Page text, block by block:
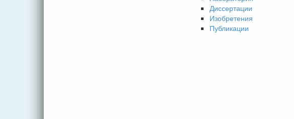
Диссертации
Изобретения
Публикации